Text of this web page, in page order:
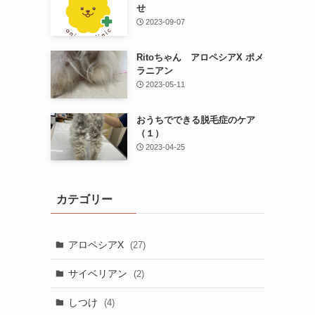
せ
2023-09-07
Ritoちゃん アロペシアX ポメ
ラニアン
2023-05-11
おうちでできる脱毛症のケア
（１）
2023-04-25
カテゴリー
アロペシアX (27)
サイベリアン (2)
しつけ (4)